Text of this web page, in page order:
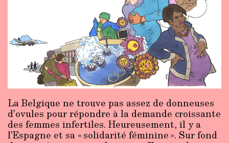
La Belgique ne trouve pas assez de donneuses
d’ovules pour répondre à la demande croissante
des femmes infertiles. Heureusement, il y a
l’Espagne et sa « solidarité féminine ». Sur fond